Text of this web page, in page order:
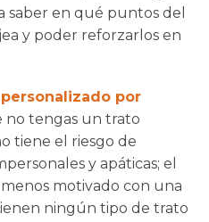
saber en qué puntos del
y poder reforzarlos en
por
no tengas un trato
tiene el riesgo de
y apáticas; el
motivado con una
ningún tipo de trato